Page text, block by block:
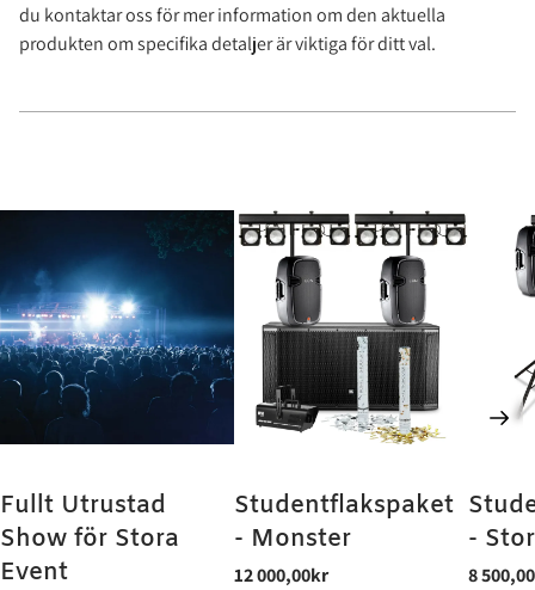
du kontaktar oss för mer information om den aktuella
produkten om specifika detaljer är viktiga för ditt val.
Fullt Utrustad
Show för Stora
Event
Studentflakspaket
- Monster
-